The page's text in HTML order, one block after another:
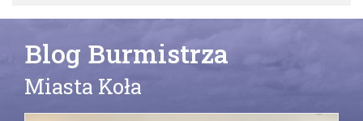
Blog Burmistrza
Miasta Koła